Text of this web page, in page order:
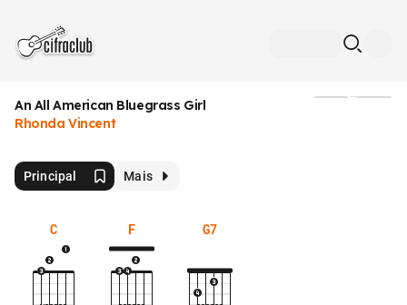
An All American Bluegrass Girl
Rhonda Vincent
Principal Mais
C F G7